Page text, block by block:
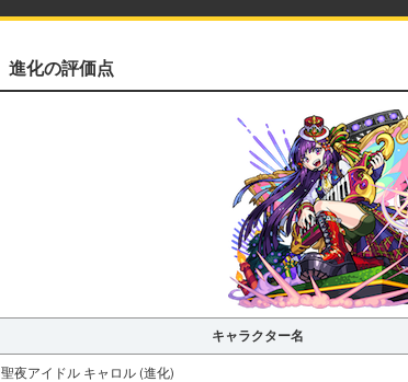
進化の評価点
キャラクター名
聖夜アイドル キャロル (進化)